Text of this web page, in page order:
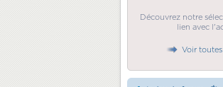
Découvrez notre
lien avec
Voir